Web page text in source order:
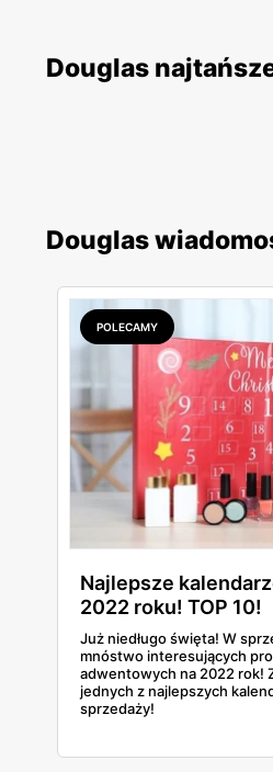
Douglas
Douglas
POLECAMY
Najlepsze
2022 roku! TOP 10!
Już niedługo święta! W
mnóstwo interesujących
adwentowych na 2022 rok!
jednych z najlepszych
sprzedaży!